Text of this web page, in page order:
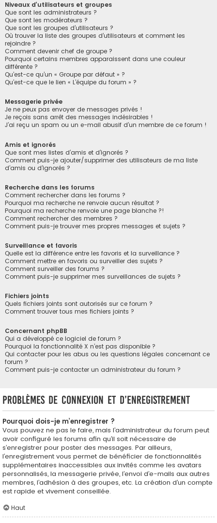
Niveaux d’utilisateurs et groupes
Que sont les administrateurs ?
Que sont les modérateurs ?
Que sont les groupes d’utilisateurs ?
Où trouver la liste des groupes d’utilisateurs et comment les
rejoindre ?
Comment devenir chef de groupe ?
Pourquoi certains membres apparaissent dans une couleur
différente ?
Qu’est-ce qu’un « Groupe par défaut » ?
Qu’est-ce que le lien « L’équipe du forum » ?
Messagerie privée
Je ne peux pas envoyer de messages privés !
Je reçois sans arrêt des messages indésirables !
J’ai reçu un spam ou un e-mail abusif d’un membre de ce forum !
Amis et ignorés
Que sont mes listes d’amis et d’ignorés ?
Comment puis-je ajouter/supprimer des utilisateurs de ma liste
d’amis ou d’ignorés ?
Recherche dans les forums
Comment rechercher dans les forums ?
Pourquoi ma recherche ne renvoie aucun résultat ?
Pourquoi ma recherche renvoie une page blanche ?!
Comment rechercher des membres ?
Comment puis-je trouver mes propres messages et sujets ?
Surveillance et favoris
Quelle est la différence entre les favoris et la surveillance ?
Comment mettre en favoris ou surveiller des sujets ?
Comment surveiller des forums ?
Comment puis-je supprimer mes surveillances de sujets ?
Fichiers joints
Quels fichiers joints sont autorisés sur ce forum ?
Comment trouver tous mes fichiers joints ?
Concernant phpBB
Qui a développé ce logiciel de forum ?
Pourquoi la fonctionnalité X n’est pas disponible ?
Qui contacter pour les abus ou les questions légales concernant ce
forum ?
Comment puis-je contacter un administrateur du forum ?
Problèmes de connexion et d’enregistrement
Pourquoi dois-je m’enregistrer ?
Vous pouvez ne pas le faire, mais l’administrateur du forum peut
avoir configuré les forums afin qu’il soit nécessaire de
s’enregistrer pour poster des messages. Par ailleurs,
l’enregistrement vous permet de bénéficier de fonctionnalités
supplémentaires inaccessibles aux invités comme les avatars
personnalisés, la messagerie privée, l’envoi d’e-mails aux autres
membres, l’adhésion à des groupes, etc. La création d’un compte
est rapide et vivement conseillée.
Haut